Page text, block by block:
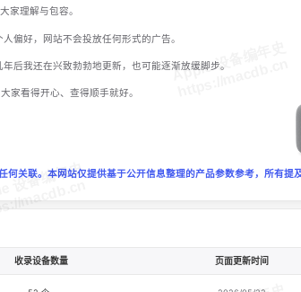
家理解与包容。
偏好，网站不会投放任何形式的广告。
后我还在兴致勃勃地更新，也可能逐渐放缓脚步。
家看得开心、查得顺手就好。
何关联。本网站仅提供基于公开信息整理的产品参数参考，所有提
收录设备数量 页面更新时间